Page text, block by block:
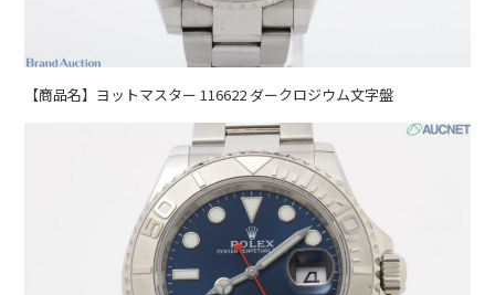
【商品名】ヨットマスター 116622 ダークロジウム文字盤